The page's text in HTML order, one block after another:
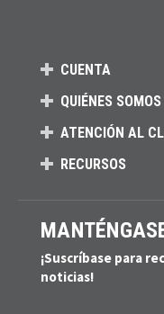
CUENTA
QUIÉNES SOMOS
ATENCIÓN AL
RECURSOS
¡Suscríbase para
noticias!